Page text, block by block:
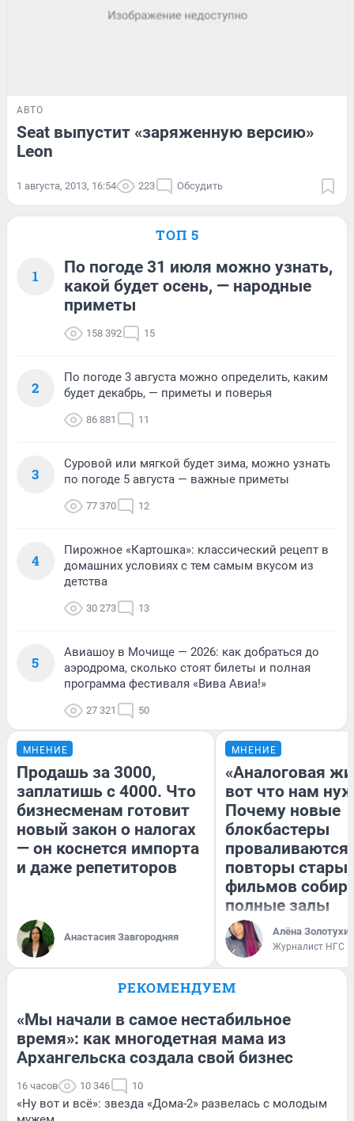
АВТО
Seat выпустит «заряженную версию»
Leon
1 августа, 2013, 16:54 223 Обсудить
ТОП 5
1
По погоде 31 июля можно узнать,
какой будет осень, — народные
приметы
158 392 15
2
По погоде 3 августа можно определить, каким
будет декабрь, — приметы и поверья
86 881 11
3
Суровой или мягкой будет зима, можно узнать
по погоде 5 августа — важные приметы
77 370 12
4
Пирожное «Картошка»: классический рецепт в
домашних условиях с тем самым вкусом из
детства
30 273 13
5
Авиашоу в Мочище — 2026: как добраться до
аэродрома, сколько стоят билеты и полная
программа фестиваля «Вива Авиа!»
27 321 50
МНЕНИЕ
Продашь за 3000,
заплатишь с 4000. Что
бизнесменам готовит
новый закон о налогах
— он коснется импорта
и даже репетиторов
Анастасия Завгородняя
МНЕНИЕ
«Аналоговая
вот что нам
Почему новые
блокбастеры
повторы
фильмов
полные залы
Алёна
Журналист НГС
РЕКОМЕНДУЕМ
«Мы начали в самое нестабильное
время»: как многодетная мама из
Архангельска создала свой бизнес
16 часов 10 346 10
«Ну вот и всё»: звезда «Дома-2» развелась с молодым